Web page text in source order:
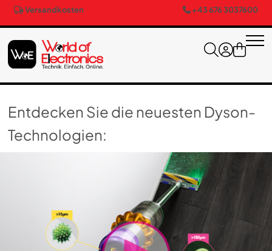
Versandkosten +43 676 3037600
Entdecken Sie die neuesten Dyson-
Technologien: